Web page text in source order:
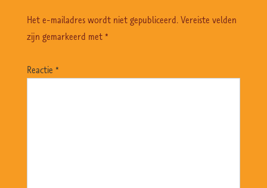
Het e-mailadres wordt niet gepubliceerd. Vereiste velden
zijn gemarkeerd met *
Reactie *